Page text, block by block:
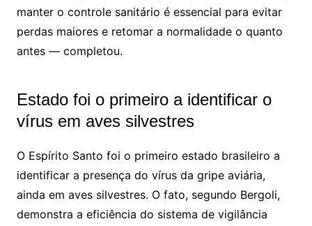
manter o controle sanitário é essencial para evitar
perdas maiores e retomar a normalidade o quanto
antes — completou.
Estado foi o primeiro a identificar o
vírus em aves silvestres
O Espírito Santo foi o primeiro estado brasileiro a
identificar a presença do vírus da gripe aviária,
ainda em aves silvestres. O fato, segundo Bergoli,
demonstra a eficiência do sistema de vigilância